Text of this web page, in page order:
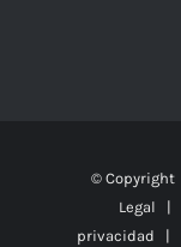
© Copyright
Legal |
privacidad |